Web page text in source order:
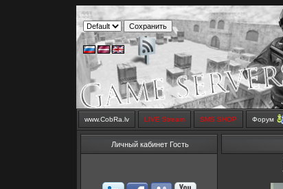
www.CobRa.lv LIVE Stream SMS SHOP Форум
Личный кабинет Гость